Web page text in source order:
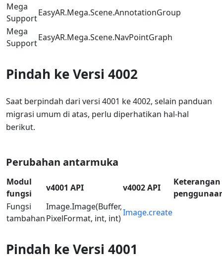
Mega
Support
EasyAR.Mega.Scene.AnnotationGroup
Mega
Support
EasyAR.Mega.Scene.NavPointGraph
Pindah ke Versi 4002
Saat berpindah dari versi 4001 ke 4002, selain panduan
migrasi umum di atas, perlu diperhatikan hal-hal
berikut.
Perubahan antarmuka
Modul
fungsi
v4001 API v4002 API
Keterangan
Fungsi
tambahan
Image.Image(Buffer,
PixelFormat, int, int)
Image.create
Pindah ke Versi 4001